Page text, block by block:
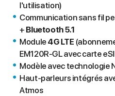
l'utilisation)
Communication sans fil
+ Bluetooth 5.1
Module 4G LTE
EM120R-GL avec carte
Modèle avec technologie
Haut-parleurs intégrés
Atmos